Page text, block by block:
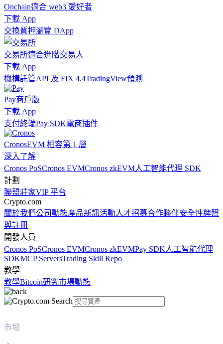
Onchain適合 web3 愛好者
下載 App
交換質押瀏覽 DApp
交易所適合進階交易人
下載 App
機構託管API 及 FIX 4.4TradingView預測
Pay商戶版
下載 App
支付終端Pay SDK電商插件
CronosEVM 相容第 1 層
深入了解
Cronos PoSCronos EVMCronos zkEVM人工智能代理 SDK
計劃
聯盟莊家VIP 平台
Crypto.com
關於我們公司動態產品新訊活動人才招募合作夥伴安全性牌照
與註冊
開發人員
Cronos PoSCronos EVMCronos zkEVMPay SDK人工智能代理
SDKMCP ServersTrading Skill Repo
教學
教學Bitcoin研究市場動態
市場